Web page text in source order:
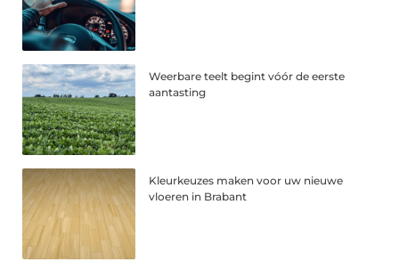
Weerbare teelt begint vóór de eerste
aantasting
Kleurkeuzes maken voor uw nieuwe
vloeren in Brabant